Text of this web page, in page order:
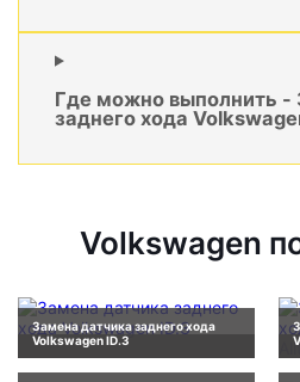
Где можно выполнить -
заднего хода
Volkswagen
Замена датчика заднего хода
Volkswagen ID.3